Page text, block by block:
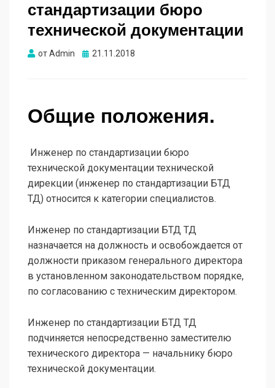
стандартизации бюро
технической документации
отAdmin Опубликовано
21.11.2018
Общие положения.
Инженер по стандартизации бюро
технической документации технической
дирекции (инженер по стандартизации БТД
ТД) относится к категории специалистов.
Инженер по стандартизации БТД ТД
назначается на должность и освобождается от
должности приказом генерального директора
в установленном законодательством порядке,
по согласованию с техническим директором.
Инженер по стандартизации БТД ТД
подчиняется непосредственно заместителю
технического директора — начальнику бюро
технической документации.